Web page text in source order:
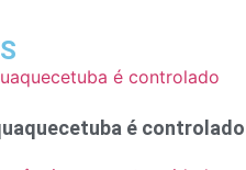
é controlado